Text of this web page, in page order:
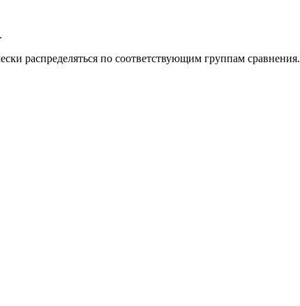
распределяться по соответствующим группам сравнения.